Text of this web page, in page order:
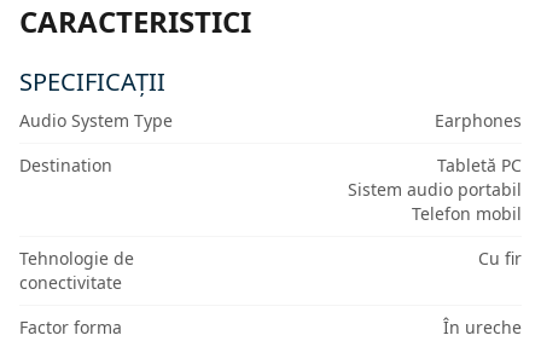
CARACTERISTICI
SPECIFICAȚII
Audio System Type
Earphones
Destination
Tabletă PC
Sistem audio portabil
Telefon mobil
Tehnologie de
conectivitate
Cu fir
Factor forma
În ureche